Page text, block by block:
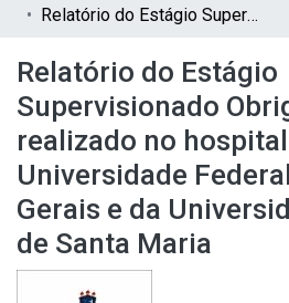
Relatório do Estágio Supervisionado Obrigatório (ESO), realizado no hospital veterinário da Universidade Federal de Minas Gerais e da Universidade Federal de Santa Maria
Relatório do Estágio
Supervisionado
realizado no
Universidade
Gerais e da
de Santa Maria